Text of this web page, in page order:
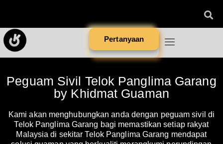
Pertanyaan
Peguam Sivil Telok Panglima Garang
by Khidmat Guaman
Kami akan menghubungkan anda dengan peguam sivil di
Telok Panglima Garang bagi memastikan setiap rakyat
Malaysia di sekitar Telok Panglima Garang mendapat